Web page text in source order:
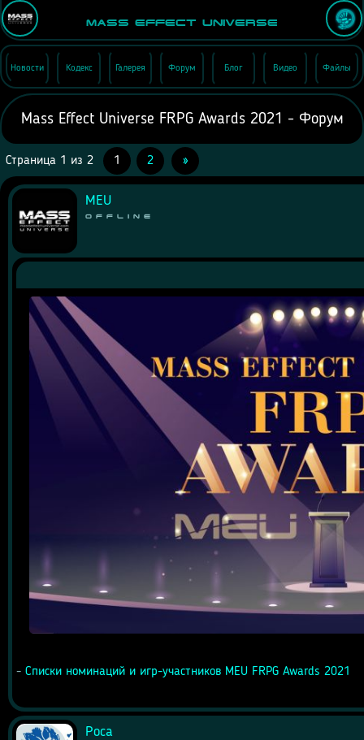
Mass Effect Universe
Новости Кодекс Галерея Форум Блог Видео Файлы
Mass Effect Universe FRPG Awards 2021 - Форум
Страница 1 из 2 1 2 »
MEU
Offline
- Списки номинаций и игр-участников MEU FRPG Awards 2021
Роса